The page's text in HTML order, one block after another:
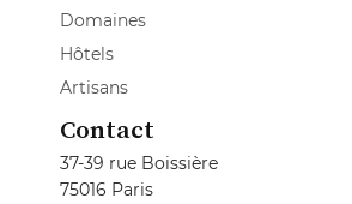
Domaines
Hôtels
Artisans
Contact
37-39 rue Boissière
75016 Paris